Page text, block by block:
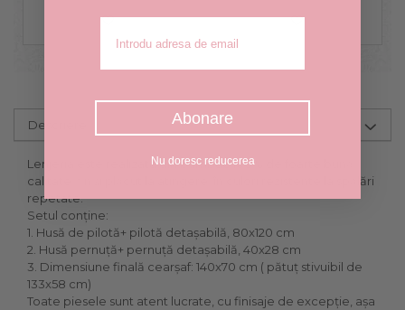
Descriere
Lenjeria este realizata din bumbac 100% de foarte bună
calitate, fin și plăcut la atingere, în culori rezistente la spălări
repetate.
Setul conține:
1. Husă de pilotă+ pilotă detașabilă, 80x120 cm
2. Husă pernuță+ pernuță detașabilă, 40x28 cm
3. Dimensiune finală cearșaf: 140x70 cm ( pătuț stivuibil de
133x58 cm)
Toate piesele sunt atent lucrate, cu finisaje de excepție, așa
Abonare
Nu doresc reducerea